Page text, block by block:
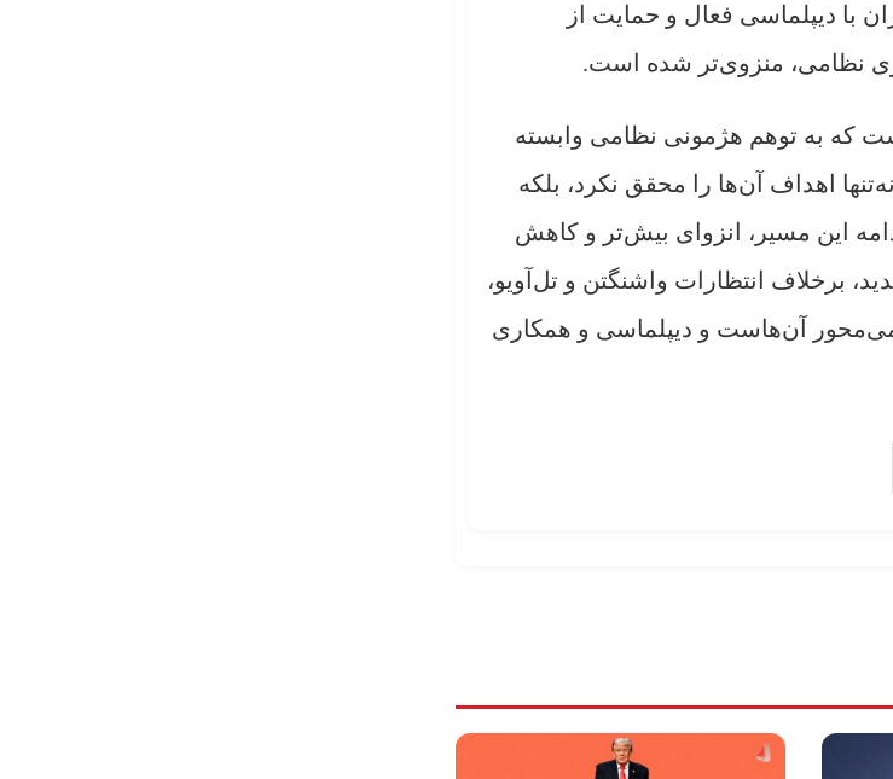
با دیپلماسی فعال و حمایت از
نظامی، منزوی‌تر شده است.
که به توهم هژمونی نظامی وابسته
اهداف آن‌ها را محقق نکرد، بلکه
این مسیر، انزوای بیش‌تر و کاهش
برخلاف انتظارات واشنگتن و تل‌آویو،
آن‌هاست و دیپلماسی و همکاری